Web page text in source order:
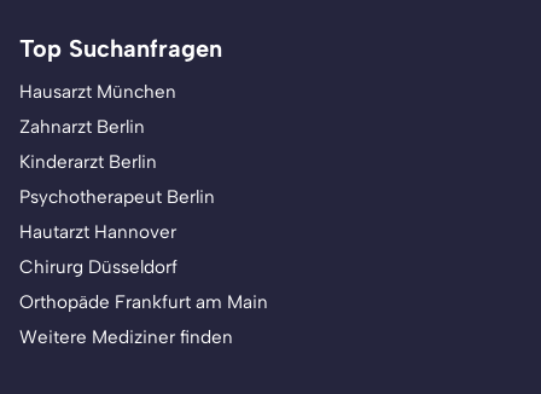
Top Suchanfragen
Hausarzt München
Zahnarzt Berlin
Kinderarzt Berlin
Psychotherapeut Berlin
Hautarzt Hannover
Chirurg Düsseldorf
Orthopäde Frankfurt am Main
Weitere Mediziner finden